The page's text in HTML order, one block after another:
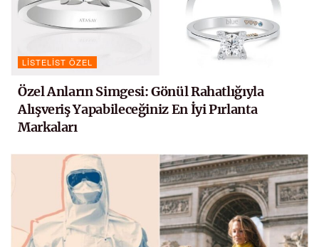
LISTELIST ÖZEL
Özel Anların Simgesi: Gönül Rahatlığıyla
Alışveriş Yapabileceğiniz En İyi Pırlanta
Markaları